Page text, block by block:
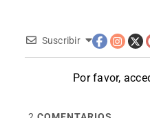
Suscribir
Por favor,